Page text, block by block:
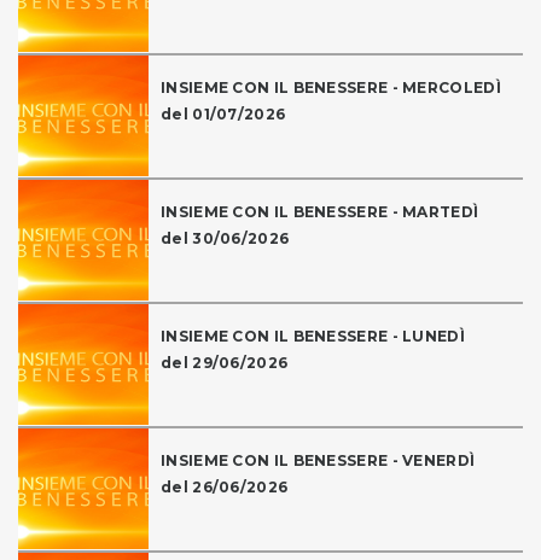
INSIEME CON IL BENESSERE - MERCOLEDÌ
del 01/07/2026
INSIEME CON IL BENESSERE - MARTEDÌ
del 30/06/2026
INSIEME CON IL BENESSERE - LUNEDÌ
del 29/06/2026
INSIEME CON IL BENESSERE - VENERDÌ
del 26/06/2026